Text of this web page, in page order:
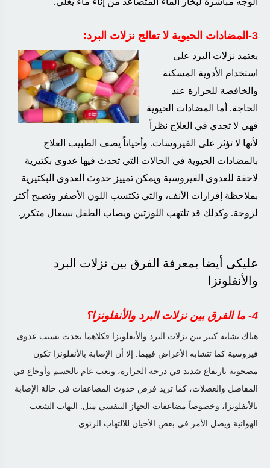
3-المضادات الحيوية لا تعالج نزلات البرد :
يعتمد نزلات البرد على
استخدام الأدوية المسكنة
والخافضة للحرارة عند
الحاجة. أما المضادات الحيوية
فهي لا تجدي في العلاج نظراً
لأنها لا تؤثر على الفيروسات. وأحياناً يصف الطبيب العلاج
بالمضادات الحيوية في الحالات التي تحدث فيها عدوى بكتيرية
لاحقة للعدوى الفيروسية ويمكن تمييز حدوث العدوى البكتيرية
بملاحظة إفرازات الأنف، والتي تكتسب اللون الأصفر وتصبح أكثر
لزوجة. وكذلك قد تلتهب اللوزتين ويصاب الطفل بسعال متكرر .
عليكى أيضا بمعرفة الفرق بين نزلات البرد
والأنفلونزا
4- ما الفرق بين نزلات البرد والأنفلونزا؟
هناك تشابه كبير بين نزلات البرد والأنفلونزا فكلاهما يحدث بسبب عدوى
فيروسية كما تتشابه الأعراض فيهما. إلا أن الإصابة بالأنفلونزا تكون
مصحوبة بارتفاع شديد في درجة الحرارة، وتعب عام بالجسم وأوجاع في
المفاصل والعضلات، كما تزيد فرص حدوث المضاعفات في حالة الإصابة
بالأنفلونزا، وخصوصاً مضاعفات الجهاز التنفسي مثل: التهاب الشعب
الهوائية ويصل الأمر في بعض الأحيان للالتهاب الرئوي.